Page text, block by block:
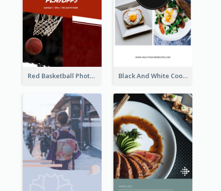
Red Basketball Photo Basketball Playoffs Instagram Story Black And White Cooking Recipes Instagram Story